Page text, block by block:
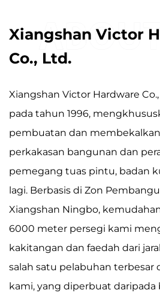
Xiangshan Victor
Co., Ltd.
Xiangshan Victor Hardware
pada tahun 1996,
pembuatan dan
perkakasan bangunan dan
pemegang tuas pintu, badan
lagi. Berbasis di Zon
Xiangshan Ningbo,
6000 meter persegi kami
kakitangan dan faedah dari
salah satu pelabuhan terbesar
kami, yang diperbuat daripada